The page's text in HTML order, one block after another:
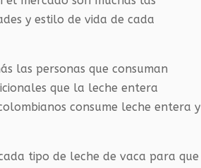
y estilo de vida de cada
las personas que consuman
que la leche entera
consume leche entera y
tipo de leche de vaca para que